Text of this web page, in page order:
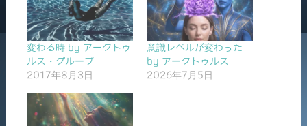
変わる時 by アークトゥ
ルス・グループ
2017年8月3日
意識レベルが変わった
by アークトゥルス
2026年7月5日